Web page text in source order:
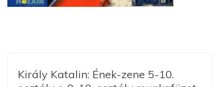
Király Katalin: Ének-zene 5-10.